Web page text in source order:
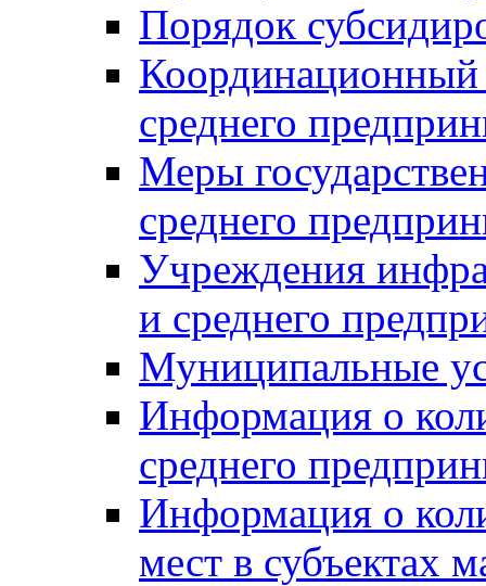
Порядок
Координационный
среднего
Меры
среднего
Учреждения
и среднего
Муниципальные
Информация о
среднего
Информация о
мест в субъектах